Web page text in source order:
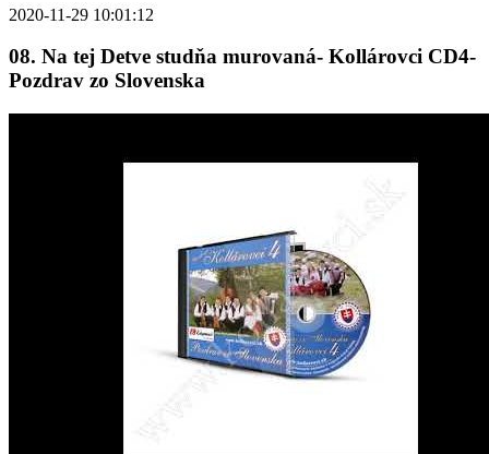
2020-11-29 10:01:12
08. Na tej Detve studňa murovaná- Kollárovci CD4-
Pozdrav zo Slovenska